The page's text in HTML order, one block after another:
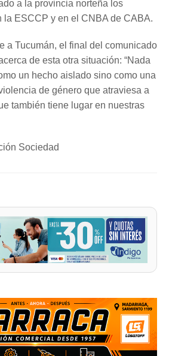
a la provincia norteña los
la ESCCP y en el CNBA de CABA.
a Tucumán, el final del comunicado
de esta otra situación: “Nada
un hecho aislado sino como una
de género que atraviesa a
también tiene lugar en nuestras
Sociedad